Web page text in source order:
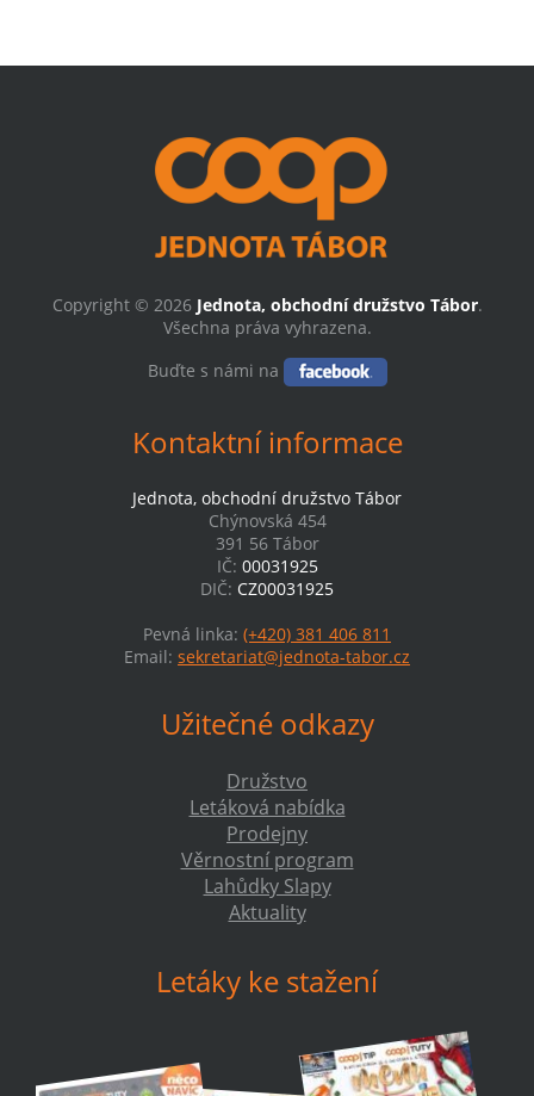
Copyright © 2026 Jednota, obchodní družstvo Tábor.
Všechna práva vyhrazena.
Buďte s námi na
Kontaktní informace
Jednota, obchodní družstvo Tábor
Chýnovská 454
391 56 Tábor
IČ: 00031925
DIČ: CZ00031925
Pevná linka: (+420) 381 406 811
Email: sekretariat@jednota-tabor.cz
Užitečné odkazy
Družstvo
Letáková nabídka
Prodejny
Věrnostní program
Lahůdky Slapy
Aktuality
Letáky ke stažení